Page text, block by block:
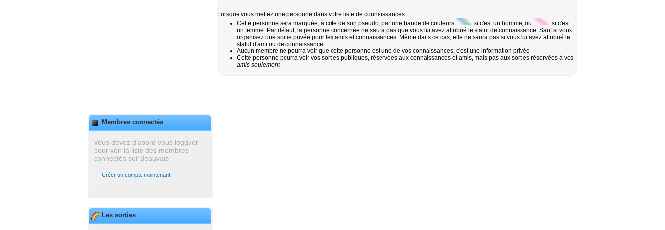
Membres connectés
Vous devez d'abord vous logguer
pour voir la liste des membres
connectés sur Beauvais
Créer un compte maintenant
Les sorties
Lorsque vous mettez une personne dans votre liste de connaissances :
Cette personne sera marquée, à cote de son pseudo, par une bande de couleurs
si c'est un homme, ou
si c'est
un femme. Par défaut, la personne concernée ne saura pas que vous lui avez attribué le statut de connaissance. Sauf si vous
organisez une sortie privée pour les amis et connaissances. Même dans ce cas, elle ne saura pas si vous lui avez attribué le
statut d'ami ou de connaissance
Aucun membre ne pourra voir que cette personne est une de vos connaissances, c'est une information privée
Cette personne pourra voir vos sorties publiques, réservées aux connaissances et amis, mais pas aux sorties réservées à vos
amis seulement